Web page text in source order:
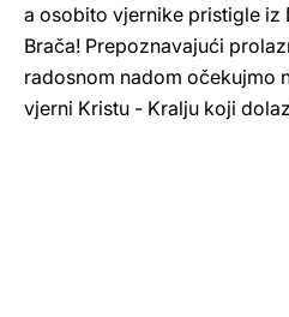
a osobito vjernike pristigle iz
Brača! Prepoznavajući
radosnom nadom očekujmo
vjerni Kristu - Kralju koji